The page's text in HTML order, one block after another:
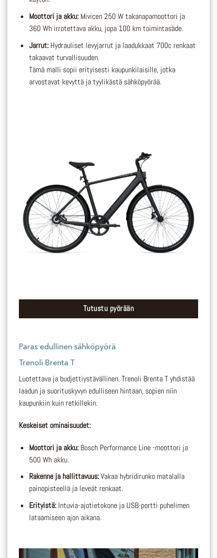
Moottori ja akku:Mivicen 250 W takanapamoottori ja
360 Wh irrotettava akku, jopa 100 km toimintasäde.
Jarrut:Hydrauliset levyjarrut ja laadukkaat 700c renkaat
takaavat turvallisuuden.
Tämä malli sopii erityisesti kaupunkilaisille, jotka
arvostavat kevyttä ja tyylikästä sähköpyörää.
Tutustu pyörään
Paras edullinen sähköpyörä
Trenoli Brenta T
Luotettava ja budjettiystävällinen. Trenoli Brenta T yhdistää
laadun ja suorituskyvyn edulliseen hintaan, sopien niin
kaupunkiin kuin retkillekin.
Keskeiset ominaisuudet:
Moottori ja akku:Bosch Performance Line -moottori ja
500 Wh akku.
Rakenne ja hallittavuus:Vakaa hybridirunko matalalla
painopisteellä ja leveät renkaat.
Erityistä:Intuvia-ajotietokone ja USB-portti puhelimen
lataamiseen ajon aikana.